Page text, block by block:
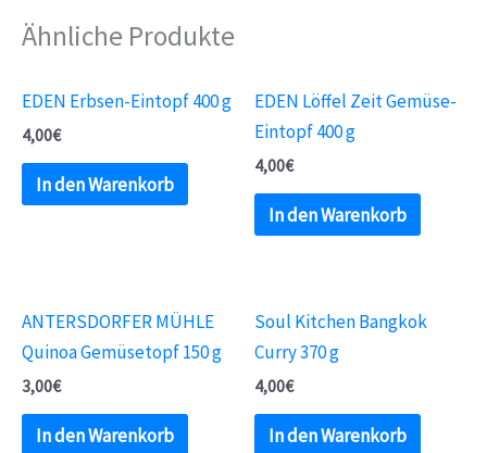
Ähnliche Produkte
EDEN Erbsen-Eintopf 400 g
4,00€
In den Warenkorb
EDEN Löffel Zeit Gemüse-
Eintopf 400 g
4,00€
In den Warenkorb
ANTERSDORFER MÜHLE
Quinoa Gemüsetopf 150 g
3,00€
In den Warenkorb
Soul Kitchen Bangkok
Curry 370 g
4,00€
In den Warenkorb